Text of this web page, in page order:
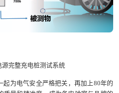
完整充电桩测试系统
为电气安全严格把关，再加上80年的